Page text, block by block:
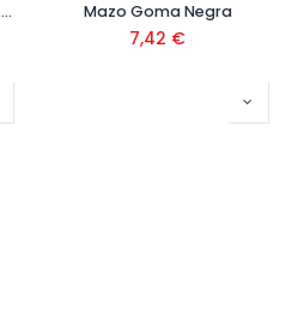
Mango Madera para Maza Ref. M5200-3N Mazo Goma Negra
7,42 €